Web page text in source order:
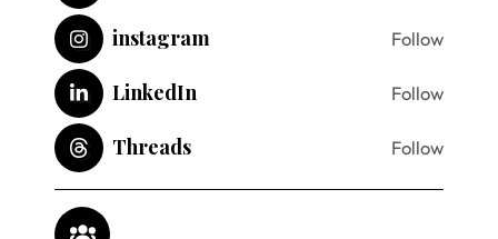
instagram Follow
LinkedIn Follow
Threads Follow